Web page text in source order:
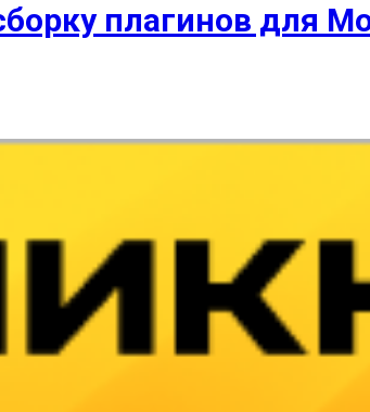
плагинов для